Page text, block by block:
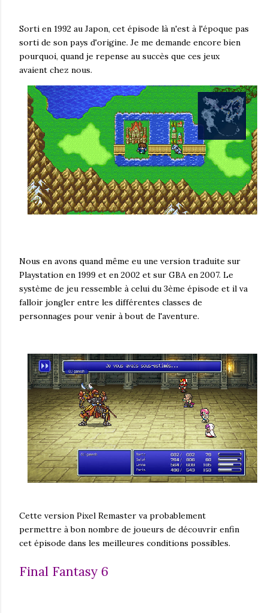
Sorti en 1992 au Japon, cet épisode là n'est à l'époque pas
sorti de son pays d'origine. Je me demande encore bien
pourquoi, quand je repense au succès que ces jeux
avaient chez nous.
Nous en avons quand même eu une version traduite sur
Playstation en 1999 et en 2002 et sur GBA en 2007. Le
système de jeu ressemble à celui du 3ème épisode et il va
falloir jongler entre les différentes classes de
personnages pour venir à bout de l'aventure.
Cette version Pixel Remaster va probablement
permettre à bon nombre de joueurs de découvrir enfin
cet épisode dans les meilleures conditions possibles.
Final Fantasy 6